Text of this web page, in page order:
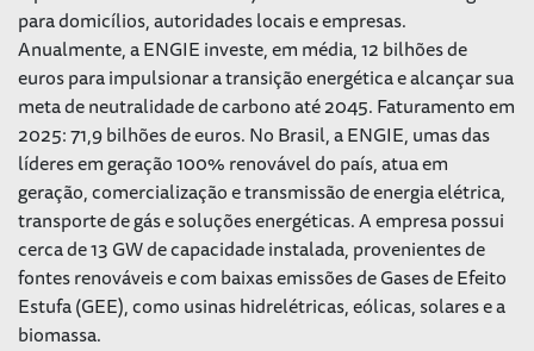
para domicílios, autoridades locais e empresas.
Anualmente, a ENGIE investe, em média, 12 bilhões de
euros para impulsionar a transição energética e alcançar sua
meta de neutralidade de carbono até 2045. Faturamento em
2025: 71,9 bilhões de euros. No Brasil, a ENGIE, umas das
líderes em geração 100% renovável do país, atua em
geração, comercialização e transmissão de energia elétrica,
transporte de gás e soluções energéticas. A empresa possui
cerca de 13 GW de capacidade instalada, provenientes de
fontes renováveis e com baixas emissões de Gases de Efeito
Estufa (GEE), como usinas hidrelétricas, eólicas, solares e a
biomassa.